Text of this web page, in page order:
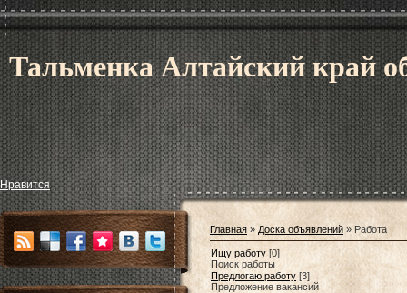
Тальменка Алтайский край
Нравится
Главная » Доска объявлений » Работа
Ищу работу [0]
Поиск работы
Предлогаю работу [3]
Предложение вакансий